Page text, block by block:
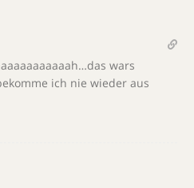
wars
ich nie wieder aus